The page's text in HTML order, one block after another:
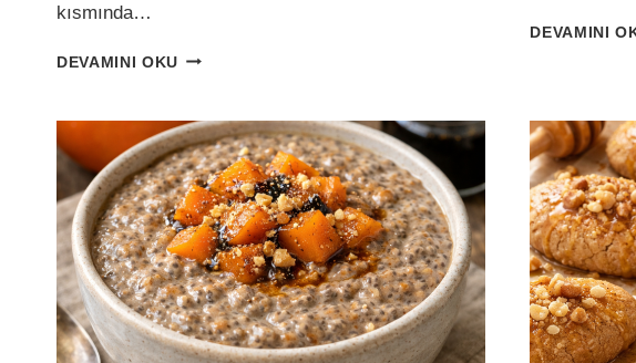
kısmında…
DEVAMINI OKU ŞEKERSIZ
BAR
(TOK
TUTAN
ATIŞTIRMALIK!)
DEVAMINI